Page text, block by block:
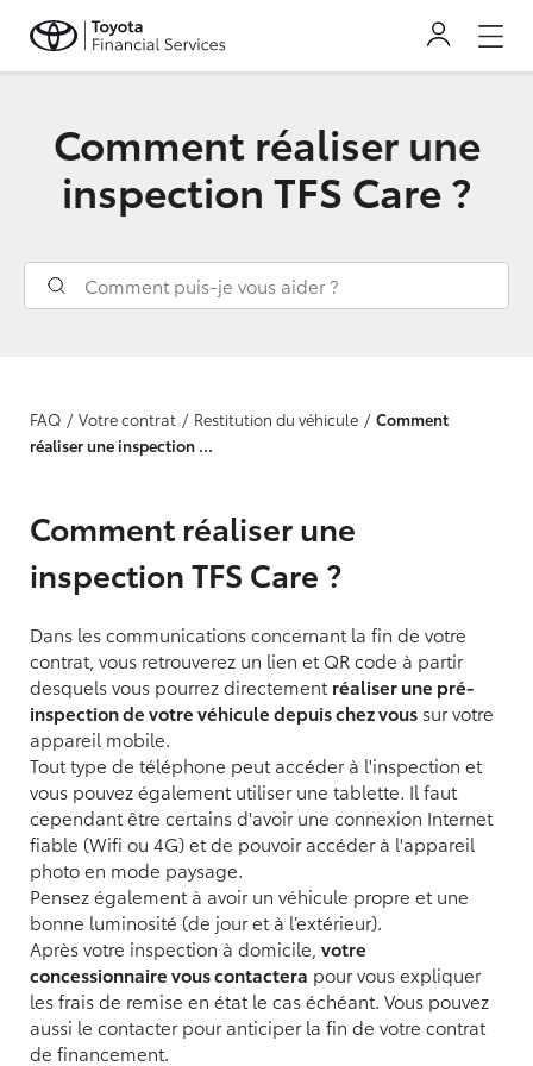
Comment réaliser une
inspection TFS Care ?
FAQ Votre contrat Restitution du véhicule
Comment
réaliser une inspection ...
Comment réaliser une
inspection TFS Care ?
Dans les communications concernant la fin de votre
contrat, vous retrouverez un lien et QR code à partir
desquels vous pourrez directement réaliser une pré-
inspection de votre véhicule depuis chez vous sur votre
appareil mobile.
Tout type de téléphone peut accéder à l'inspection et
vous pouvez également utiliser une tablette. Il faut
cependant être certains d'avoir une connexion Internet
fiable (Wifi ou 4G) et de pouvoir accéder à l'appareil
photo en mode paysage.
Pensez également à avoir un véhicule propre et une
bonne luminosité (de jour et à l’extérieur).
Après votre inspection à domicile, votre
concessionnaire vous contactera pour vous expliquer
les frais de remise en état le cas échéant. Vous pouvez
aussi le contacter pour anticiper la fin de votre contrat
de financement.